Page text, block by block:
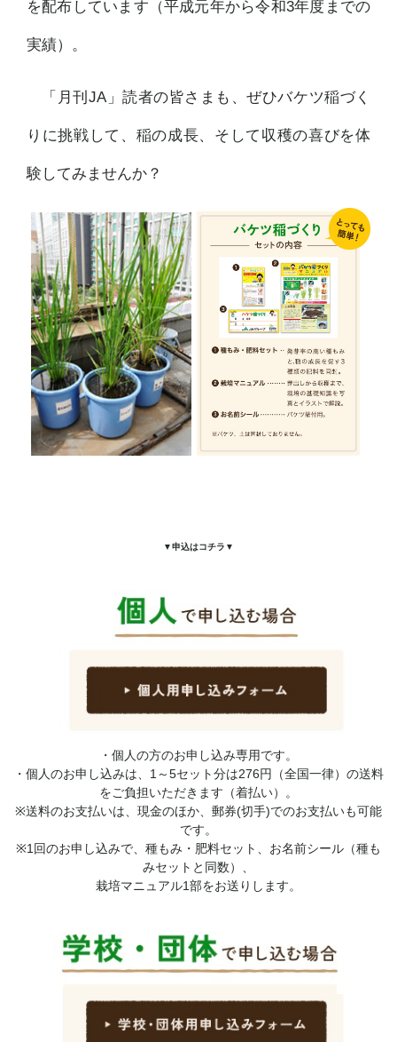
を配布しています（平成元年から令和3年度までの
実績）。
「月刊JA」読者の皆さまも、ぜひバケツ稲づく
りに挑戦して、稲の成長、そして収穫の喜びを体
験してみませんか？
▼申込はコチラ▼
・個人の方のお申し込み専用です。
・個人のお申し込みは、1～5セット分は276円（全国一律）の送料
をご負担いただきます（着払い）。
※送料のお支払いは、現金のほか、郵券(切手)でのお支払いも可能
です。
※1回のお申し込みで、種もみ・肥料セット、お名前シール（種も
みセットと同数）、
栽培マニュアル1部をお送りします。